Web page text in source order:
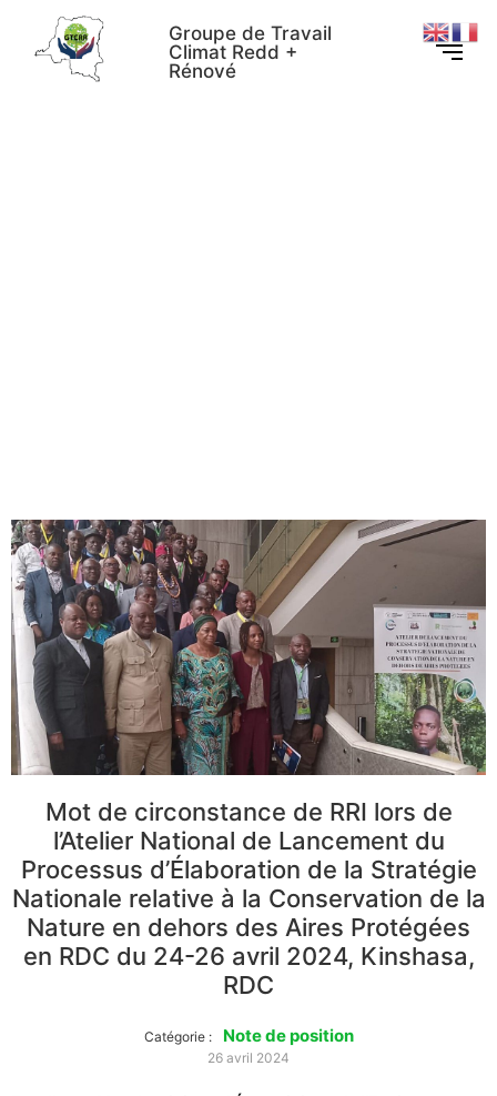
Groupe de Travail
Climat Redd +
Rénové
Mot de circonstance de RRI lors de
l’Atelier National de Lancement du
Processus d’Élaboration de la Stratégie
Nationale relative à la Conservation de la
Nature en dehors des Aires Protégées
en RDC du 24-26 avril 2024, Kinshasa,
RDC
Catégorie : Note de position
26 avril 2024